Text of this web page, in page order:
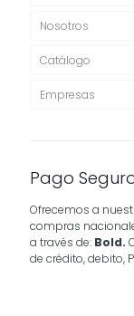
Nosotros
Catálogo
Empresas
Pago
Ofrecemos a
compras
a través de: Bold.
de crédito, debito,